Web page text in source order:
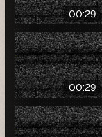
00:29
00:29